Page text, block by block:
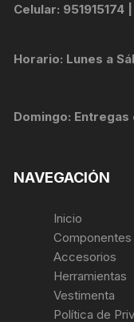
Celular:
Horario: Lunes a
Domingo:
NAVEGACIÓN
Inicio
Componentes
Accesorios
Herramientas
Vestimenta
Política de